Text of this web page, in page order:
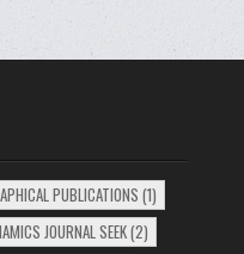
PUBLICATIONS(1)
JOURNAL SEEK(2)